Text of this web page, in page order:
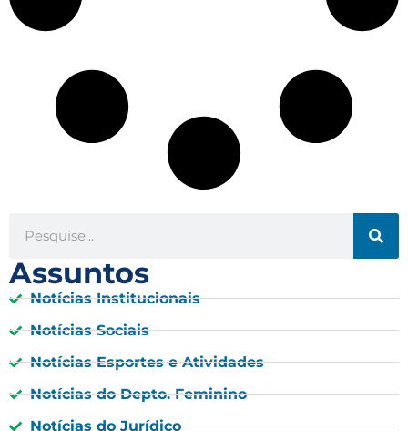
Assuntos
Notícias Institucionais
Notícias Sociais
Notícias Esportes e Atividades
Notícias do Depto. Feminino
Notícias do Jurídico